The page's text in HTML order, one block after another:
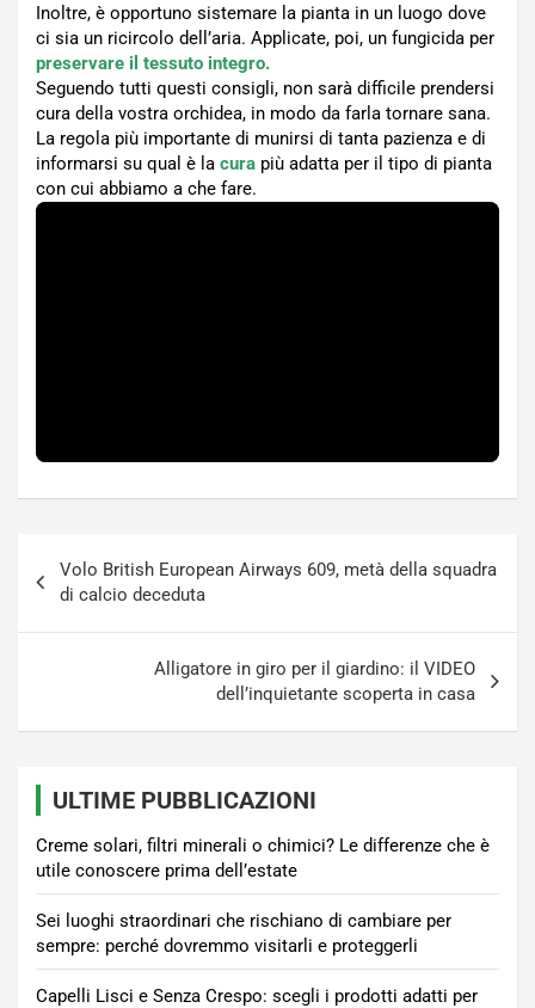
Inoltre, è opportuno sistemare la pianta in un luogo dove
ci sia un ricircolo dell’aria. Applicate, poi, un fungicida per
preservare il tessuto integro.
Seguendo tutti questi consigli, non sarà difficile prendersi
cura della vostra orchidea, in modo da farla tornare sana.
La regola più importante di munirsi di tanta pazienza e di
informarsi su qual è la cura più adatta per il tipo di pianta
con cui abbiamo a che fare.
articoli
Volo British European Airways 609, metà della squadra
di calcio deceduta
Alligatore in giro per il giardino: il VIDEO
dell’inquietante scoperta in casa
ULTIME PUBBLICAZIONI
Creme solari, filtri minerali o chimici? Le differenze che è
utile conoscere prima dell’estate
Sei luoghi straordinari che rischiano di cambiare per
sempre: perché dovremmo visitarli e proteggerli
Capelli Lisci e Senza Crespo: scegli i prodotti adatti per